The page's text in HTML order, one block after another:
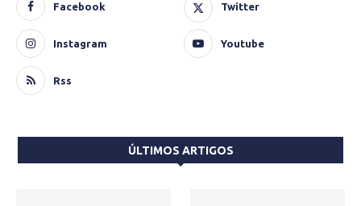
Facebook Twitter
Instagram Youtube
Rss
ÚLTIMOS ARTIGOS